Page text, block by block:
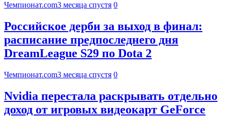
Чемпионат.com3 месяца спустя 0
Российское дерби за выход в финал:
расписание предпоследнего дня
DreamLeague S29 по Dota 2
Чемпионат.com3 месяца спустя 0
Nvidia перестала раскрывать отдельно
доход от игровых видеокарт GeForce